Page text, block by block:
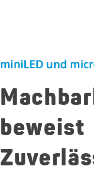
miniLED und
beweist